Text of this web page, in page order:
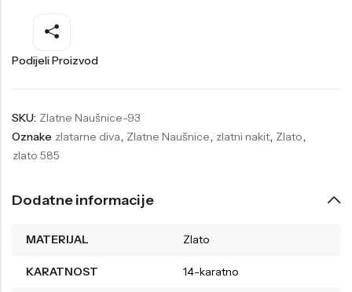
Podijeli Proizvod
SKU: Zlatne Naušnice-93
Oznake zlatarne diva, Zlatne Naušnice, zlatni nakit, Zlato,
zlato 585
Dodatne informacije
MATERIJAL Zlato
KARATNOST 14-karatno
Welder
Liu-Jo
Festina
Wesse
Wesse
Daisy Dixon
Diesel
Lotus